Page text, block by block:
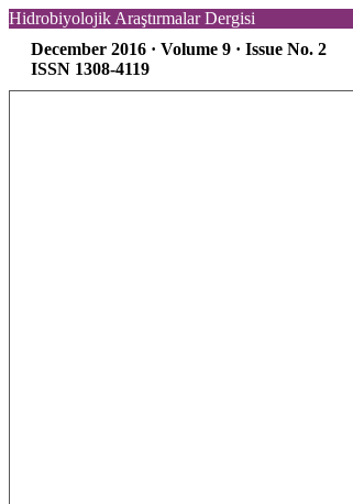
Hidrobiyolojik Araştırmalar Dergisi
December 2016 · Volume 9 · Issue No. 2
ISSN 1308-4119